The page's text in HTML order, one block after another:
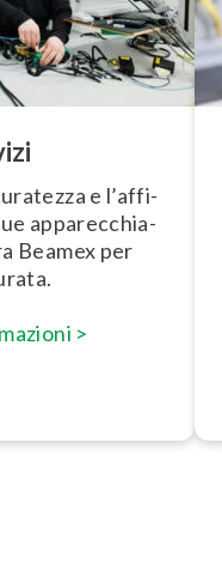
e l’af­fi­
ap­pa­rec­chia­
Beamex per
>